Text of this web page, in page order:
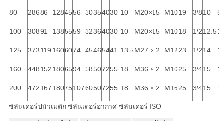
80 28686 1284556 30354030 10 M20×15 M1019 3/810
100 30891 1385559 32364030 10 M20×15 M1018 1/212.5
125 373119 1606074 45465441 13.5M27 × 2 M1223 1/214
160 4481521806594 58507255 18 M36 × 2 M1625 3/415
200 4721671807510760507255 18 M36 × 2 M1625 3/415
ซิลินเดอร์ปนิวเมติก ซิลินเดอร์อากาศ ซิลินเดอร์ ISO